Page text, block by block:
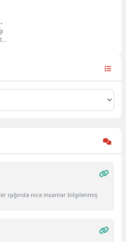
ışığında nice insanlar bilgilenmiş